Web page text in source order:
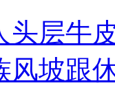
头层牛
风坡跟